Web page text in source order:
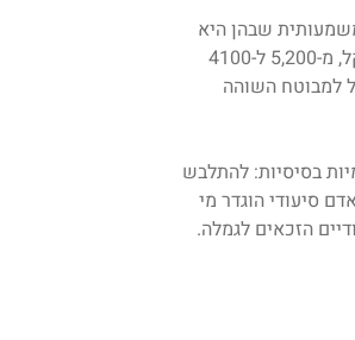
משמעותיות נוספות שכבר הוחלו בתחילת שנת 2024, שהמשמעותית שבהן היא
ירידה של 20% או כ-1,000 שקל בתגמול החודשי למבוטח השוהה בבית: מ-6,200 ל-5,000 שקל, מ-5,200 ל-4100
למבוטח השוהה
בסיסיות: להתלבש
סיעודי הוגדר מי
הזכאים לגמלה.